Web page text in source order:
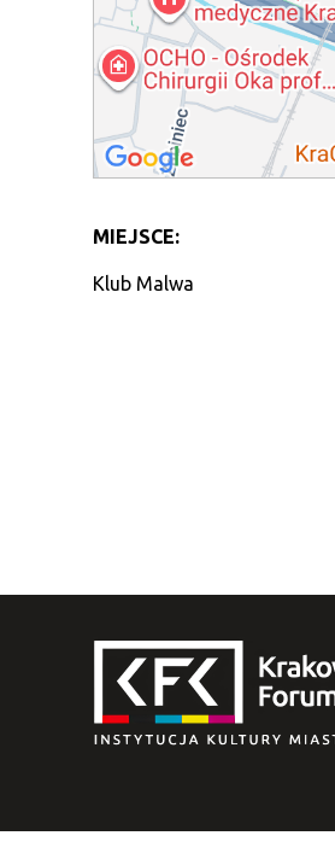
MIEJSCE:
Klub Malwa